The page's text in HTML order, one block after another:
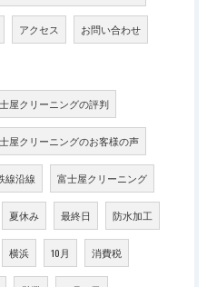
アクセス お問い合わせ
屋クリーニングの評判
屋クリーニングのお客様の声
線沿線 富士屋クリーニング
夏休み 最終日 防水加工
横浜 10月 消費税